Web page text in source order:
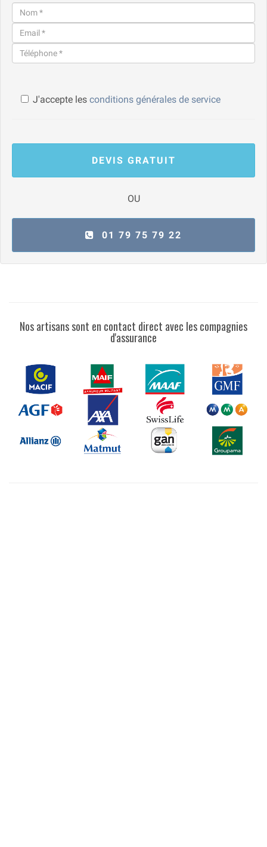
J'accepte les conditions générales de service
DEVIS GRATUIT
OU
01 79 75 79 22
Nos artisans sont en contact direct avec les compagnies
d'assurance